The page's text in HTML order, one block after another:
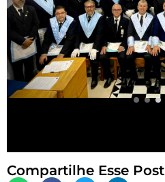
Compartilhe Esse Post